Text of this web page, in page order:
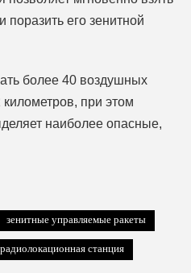
его зенитной
более 40 воздушных
при этом
наиболее опасные,
зенитные управляемые ракеты
радиолокационная станция